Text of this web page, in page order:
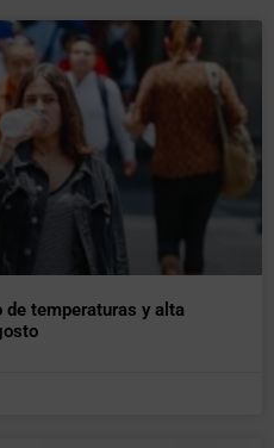
de temperaturas y alta